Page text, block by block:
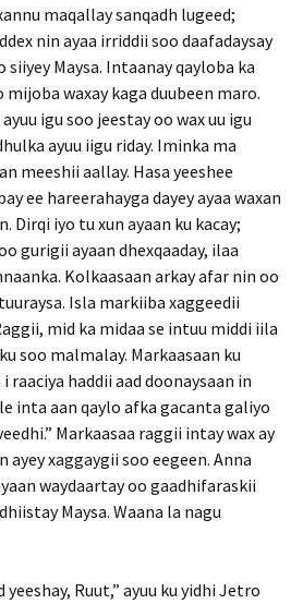
maqallay sanqadh lugeed;
nin ayaa irriddii soo daafadaysay
siiyey Maysa. Intaanay qayloba ka
waxay kaga duubeen maro.
igu soo jeestay oo wax uu igu
ayuu iigu riday. Iminka ma
meeshii aallay. Hasa yeeshee
ee hareerahayga dayey ayaa waxan
Dirqi iyo tu xun ayaan ku kacay;
gurigii ayaan dhexqaaday, ilaa
Kolkaasaan arkay afar nin oo
Isla markiiba xaggeedii
mid ka midaa se intuu middi iila
soo malmalay. Markaasaan ku
raaciya haddii aad doonaysaan in
inta aan qaylo afka gacanta galiyo
Markaasaa raggii intay wax ay
ayey xaggaygii soo eegeen. Anna
waydaartay oo gaadhifaraskii
Maysa. Waana la nagu
yeeshay, Ruut,” ayuu ku yidhi Jetro